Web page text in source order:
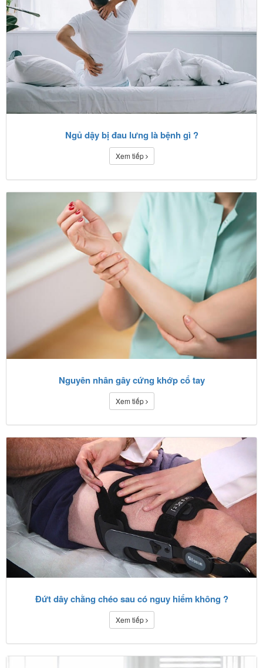
Ngủ dậy bị đau lưng là bệnh gì ?
Xem tiếp
Nguyên nhân gây cứng khớp cổ tay
Xem tiếp
Đứt dây chằng chéo sau có nguy hiểm không ?
Xem tiếp